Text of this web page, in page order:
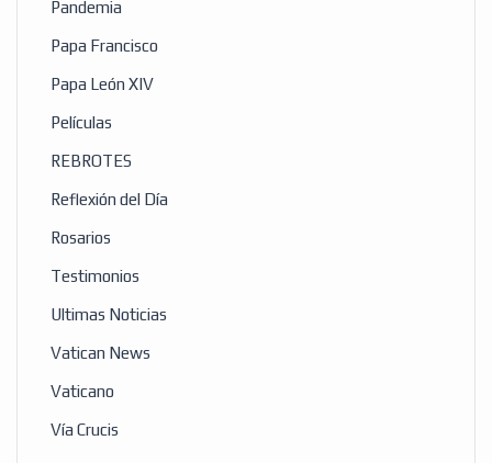
Pandemia
Papa Francisco
Papa León XIV
Películas
REBROTES
Reflexión del Día
Rosarios
Testimonios
Ultimas Noticias
Vatican News
Vaticano
Vía Crucis